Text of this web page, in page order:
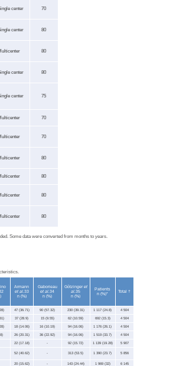
center 70
center 80
80
center 80
center 75
70
70
80
80
80
80
Some data were converted from months to years.
Armann
et al. 33
n (%)
Gaborieau
et al 34
n (%)
Götzinger et
al. 35
n (%)
Patients
n (%)*
Total †
47 (36.71) 90 (57.32) 230 (39.31) 1 117 (24.8) 4 504
37 (28.9) 15 (9.55) 62 (10.59) 692 (15.3) 4 504
18 (14.06) 16 (10.19) 94 (16.06) 1 176 (26.1) 4 504
26 (20.31) 36 (22.92) 94 (16.06) 1 519 (33.7) 4 504
22 (17.18) - 92 (15.72) 1 139 (19.28) 5 907
52 (40.62) - 313 (53.5) 1 390 (23.7) 5 856
20 (15.62) - 143 (24.44) 1 969 (32) 6 145